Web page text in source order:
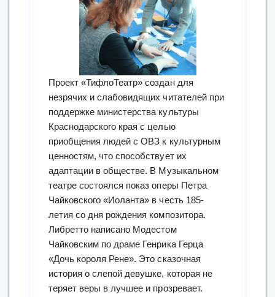
Проект «ТифлоТеатр» создан для
незрячих и слабовидящих читателей при
поддержке министерства культуры
Краснодарского края с целью
приобщения людей с ОВЗ к культурным
ценностям, что способствует их
адаптации в обществе. В Музыкальном
театре состоялся показ оперы Петра
Чайковского «Иоланта» в честь 185-
летия со дня рождения композитора.
Либретто написано Модестом
Чайковским по драме Генрика Герца
«Дочь короля Рене». Это сказочная
история о слепой девушке, которая не
теряет веры в лучшее и прозревает.